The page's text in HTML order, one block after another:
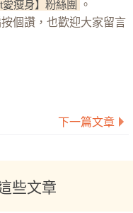
愛瘦身】粉絲團
。
個讚，也歡迎大家留言
下一篇文章
些文章